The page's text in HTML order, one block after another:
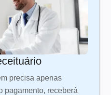
precisa apenas
pagamento, receberá